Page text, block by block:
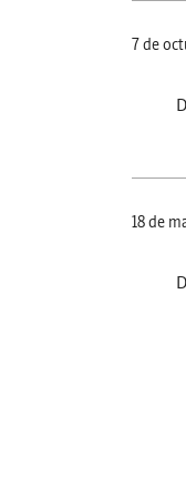
7 de
18 de